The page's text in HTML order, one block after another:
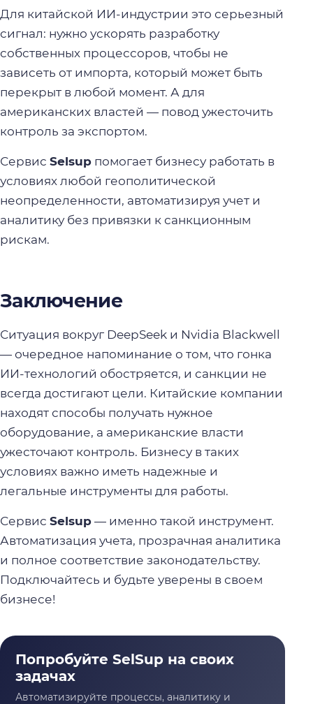
Для китайской ИИ-индустрии это серьезный
сигнал: нужно ускорять разработку
собственных процессоров, чтобы не
зависеть от импорта, который может быть
перекрыт в любой момент. А для
американских властей — повод ужесточить
контроль за экспортом.
Сервис Selsup помогает бизнесу работать в
условиях любой геополитической
неопределенности, автоматизируя учет и
аналитику без привязки к санкционным
рискам.
Заключение
Ситуация вокруг DeepSeek и Nvidia Blackwell
— очередное напоминание о том, что гонка
ИИ-технологий обостряется, и санкции не
всегда достигают цели. Китайские компании
находят способы получать нужное
оборудование, а американские власти
ужесточают контроль. Бизнесу в таких
условиях важно иметь надежные и
легальные инструменты для работы.
Сервис Selsup — именно такой инструмент.
Автоматизация учета, прозрачная аналитика
и полное соответствие законодательству.
Подключайтесь и будьте уверены в своем
бизнесе!